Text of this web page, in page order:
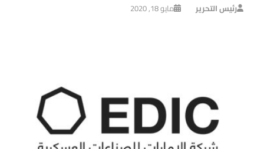
رئيس التحرير مايو 18, 2020